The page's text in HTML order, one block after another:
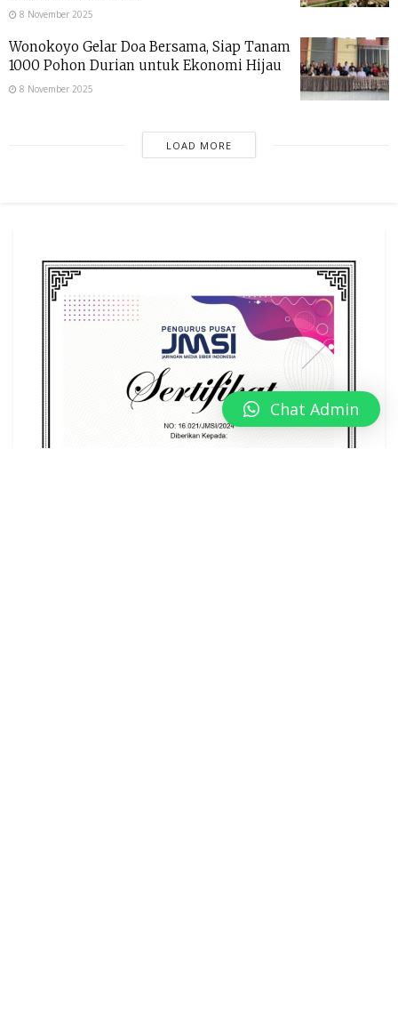
8 November 2025
Wonokoyo Gelar Doa Bersama, Siap Tanam
1000 Pohon Durian untuk Ekonomi Hijau
8 November 2025
LOAD MORE
Chat Admin